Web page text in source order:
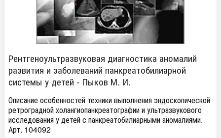
Рентгеноультразвуковая диагностика аномалий
развития и заболеваний панкреатобилиарной
системы у детей - Пыков М. И.
Описание особенностей техники выполнения эндоскопической
ретроградной холангиопанкреатографии и ультразвукового
исследования у детей с панкреатобилиарными аномалиями.
Арт. 104092